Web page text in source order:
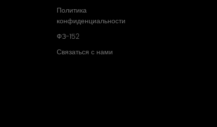
Политика
конфиденциальности
ФЗ-152
Связаться с нами